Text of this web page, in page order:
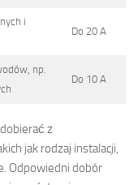
i
Do 20 A
np.
Do 10 A
z
jak rodzaj instalacji,
Odpowiedni dobór